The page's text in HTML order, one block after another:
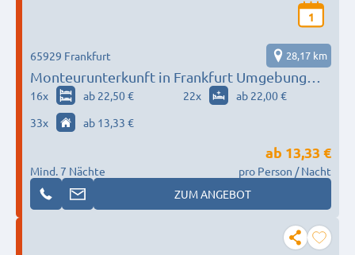
1
Monteurunterkunft in Frankfurt Umgebung
nach Wunsch / Bedürfnis
65929 Frankfurt 28,17 km
16x ab 22,50 € 22x
ab 22,00 €
33x ab 13,33 €
Mind. 7 Nächte
ab 13,33 €
pro Person / Nacht
ZUM ANGEBOT